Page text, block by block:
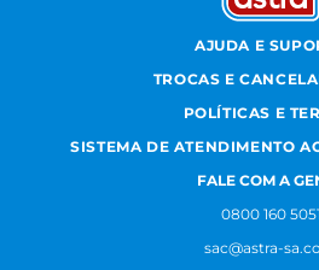
AJUDA E
TROCAS E
POLÍTICAS E
SISTEMA DE ATENDIMENTO
FALE COM A
0800 160 5051
sac@astra-